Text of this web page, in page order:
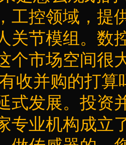
工控领域，提
关节模组。数
个市场空间很
收并购的打
式发展。投资
专业机构成立